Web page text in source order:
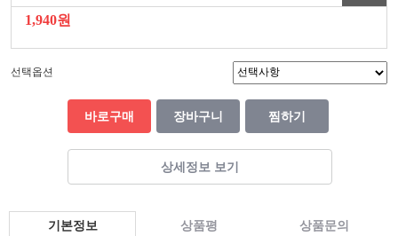
1,940원
선택옵션
바로구매 장바구니 찜하기
상세정보 보기
기본정보 상품평 상품문의